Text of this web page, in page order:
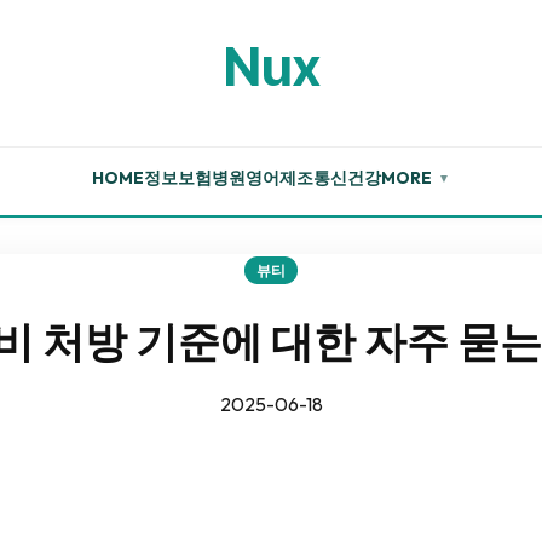
Nux
HOME정보보험병원영어제조통신건강MORE ▼
뷰티
처방 기준에 대한 자주 묻
2025-06-18